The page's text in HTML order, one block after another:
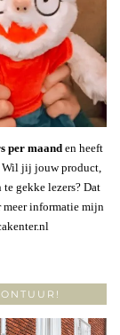
per maanden heeft
Wil jij jouw product,
gekke lezers? Dat
informatie mijn